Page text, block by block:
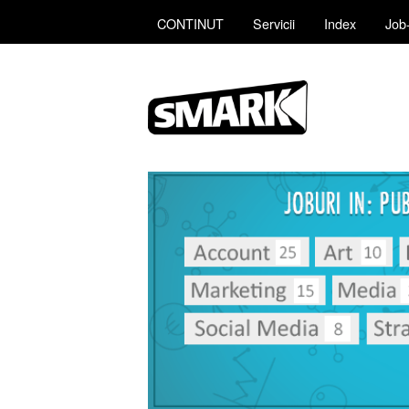
CONTINUT Servicii Index